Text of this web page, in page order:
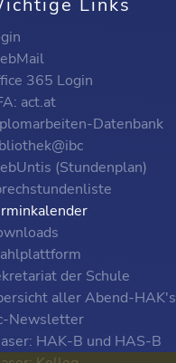
Links
365 Login
act.at
Datenbank
(Stundenplan)
der Schule
aller Abend-HAK's
Newsletter
HAK-B und HAS-B